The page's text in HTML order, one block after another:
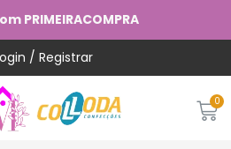
PRIMEIRACOMPRA
/ Registrar